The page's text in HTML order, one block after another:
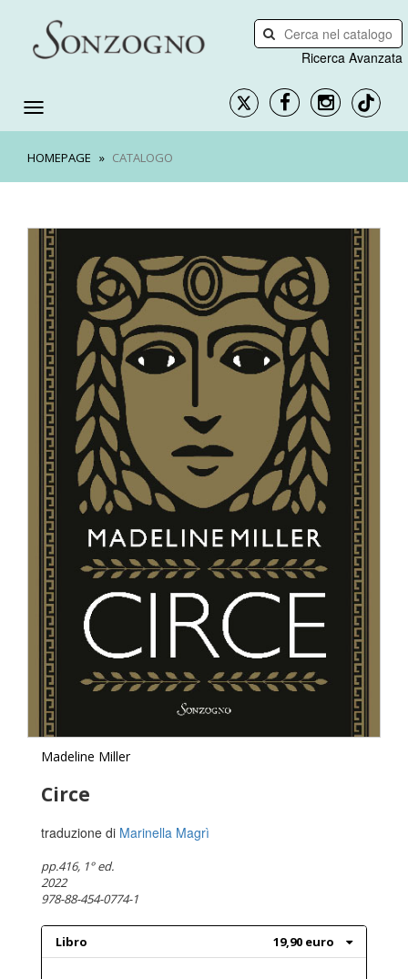
Ricerca Avanzata
HOMEPAGE CATALOGO
Madeline Miller
Circe
traduzione di Marinella Magrì
pp.416, 1° ed.
2022
978-88-454-0774-1
Libro 19,90 euro